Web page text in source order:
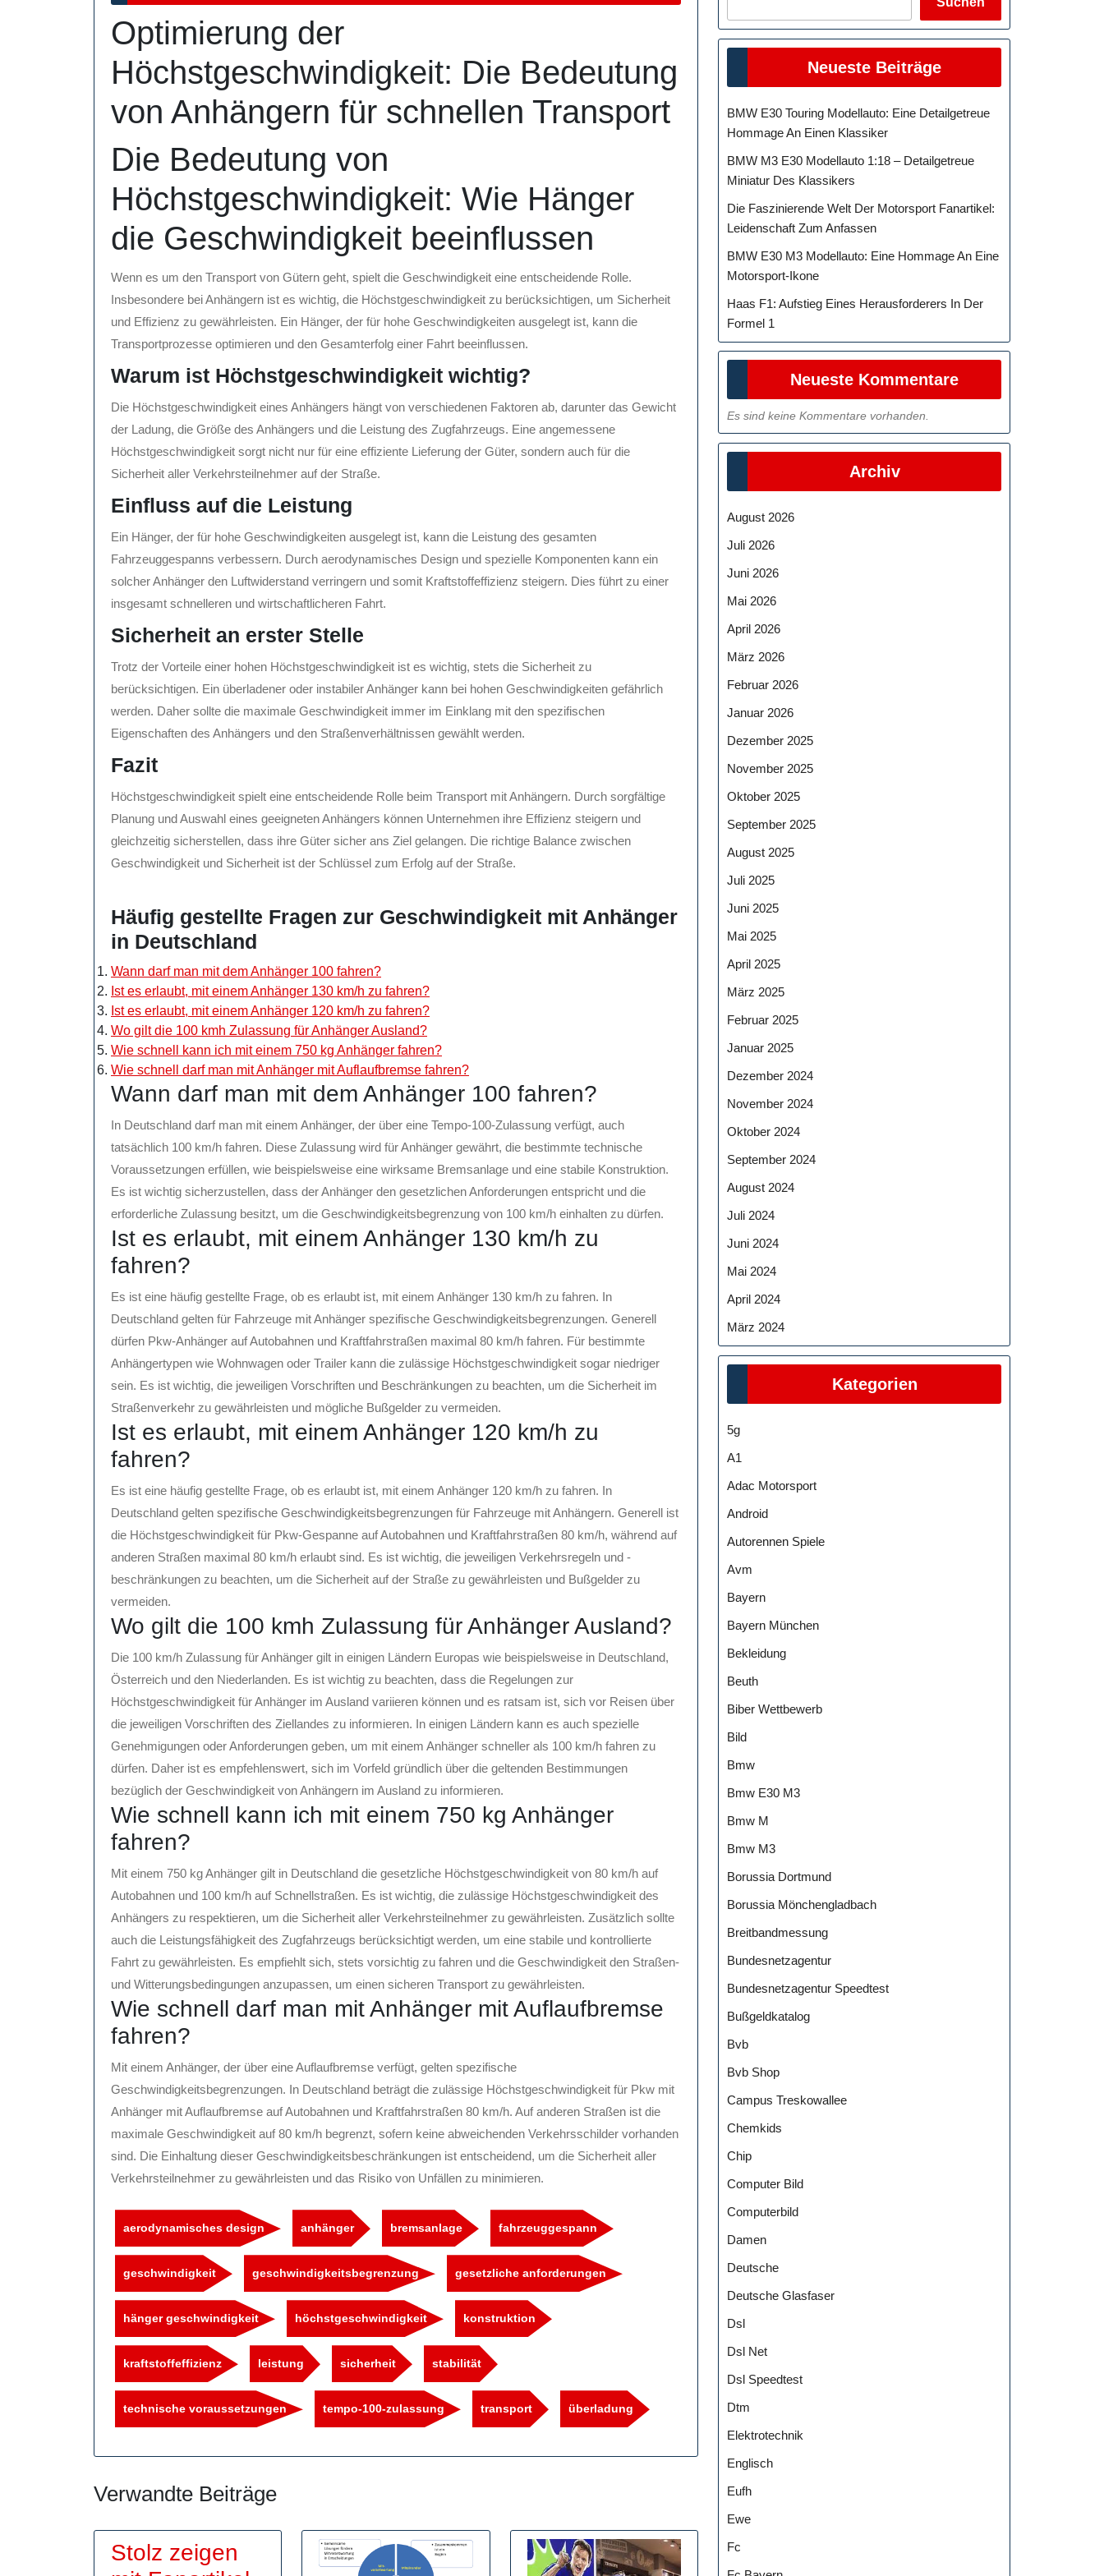
Mai
2025
Optimierung der
Höchstgeschwindigkeit: Die Bedeutung
von Anhängern für schnellen Transport
Die Bedeutung von
Höchstgeschwindigkeit: Wie Hänger
die Geschwindigkeit beeinflussen
Wenn es um den Transport von Gütern geht, spielt die Geschwindigkeit eine entscheidende Rolle.
Insbesondere bei Anhängern ist es wichtig, die Höchstgeschwindigkeit zu berücksichtigen, um Sicherheit
und Effizienz zu gewährleisten. Ein Hänger, der für hohe Geschwindigkeiten ausgelegt ist, kann die
Transportprozesse optimieren und den Gesamterfolg einer Fahrt beeinflussen.
Warum ist Höchstgeschwindigkeit wichtig?
Die Höchstgeschwindigkeit eines Anhängers hängt von verschiedenen Faktoren ab, darunter das Gewicht
der Ladung, die Größe des Anhängers und die Leistung des Zugfahrzeugs. Eine angemessene
Höchstgeschwindigkeit sorgt nicht nur für eine effiziente Lieferung der Güter, sondern auch für die
Sicherheit aller Verkehrsteilnehmer auf der Straße.
Einfluss auf die Leistung
Ein Hänger, der für hohe Geschwindigkeiten ausgelegt ist, kann die Leistung des gesamten
Fahrzeuggespanns verbessern. Durch aerodynamisches Design und spezielle Komponenten kann ein
solcher Anhänger den Luftwiderstand verringern und somit Kraftstoffeffizienz steigern. Dies führt zu einer
insgesamt schnelleren und wirtschaftlicheren Fahrt.
Sicherheit an erster Stelle
Trotz der Vorteile einer hohen Höchstgeschwindigkeit ist es wichtig, stets die Sicherheit zu
berücksichtigen. Ein überladener oder instabiler Anhänger kann bei hohen Geschwindigkeiten gefährlich
werden. Daher sollte die maximale Geschwindigkeit immer im Einklang mit den spezifischen
Eigenschaften des Anhängers und den Straßenverhältnissen gewählt werden.
Fazit
Höchstgeschwindigkeit spielt eine entscheidende Rolle beim Transport mit Anhängern. Durch sorgfältige
Planung und Auswahl eines geeigneten Anhängers können Unternehmen ihre Effizienz steigern und
gleichzeitig sicherstellen, dass ihre Güter sicher ans Ziel gelangen. Die richtige Balance zwischen
Geschwindigkeit und Sicherheit ist der Schlüssel zum Erfolg auf der Straße.
Häufig gestellte Fragen zur Geschwindigkeit mit Anhänger
in Deutschland
Wann darf man mit dem Anhänger 100 fahren?
Ist es erlaubt, mit einem Anhänger 130 km/h zu fahren?
Ist es erlaubt, mit einem Anhänger 120 km/h zu fahren?
Wo gilt die 100 kmh Zulassung für Anhänger Ausland?
Wie schnell kann ich mit einem 750 kg Anhänger fahren?
Wie schnell darf man mit Anhänger mit Auflaufbremse fahren?
Wann darf man mit dem Anhänger 100 fahren?
In Deutschland darf man mit einem Anhänger, der über eine Tempo-100-Zulassung verfügt, auch
tatsächlich 100 km/h fahren. Diese Zulassung wird für Anhänger gewährt, die bestimmte technische
Voraussetzungen erfüllen, wie beispielsweise eine wirksame Bremsanlage und eine stabile Konstruktion.
Es ist wichtig sicherzustellen, dass der Anhänger den gesetzlichen Anforderungen entspricht und die
erforderliche Zulassung besitzt, um die Geschwindigkeitsbegrenzung von 100 km/h einhalten zu dürfen.
Ist es erlaubt, mit einem Anhänger 130 km/h zu
fahren?
Es ist eine häufig gestellte Frage, ob es erlaubt ist, mit einem Anhänger 130 km/h zu fahren. In
Deutschland gelten für Fahrzeuge mit Anhänger spezifische Geschwindigkeitsbegrenzungen. Generell
dürfen Pkw-Anhänger auf Autobahnen und Kraftfahrstraßen maximal 80 km/h fahren. Für bestimmte
Anhängertypen wie Wohnwagen oder Trailer kann die zulässige Höchstgeschwindigkeit sogar niedriger
sein. Es ist wichtig, die jeweiligen Vorschriften und Beschränkungen zu beachten, um die Sicherheit im
Straßenverkehr zu gewährleisten und mögliche Bußgelder zu vermeiden.
Ist es erlaubt, mit einem Anhänger 120 km/h zu
fahren?
Es ist eine häufig gestellte Frage, ob es erlaubt ist, mit einem Anhänger 120 km/h zu fahren. In
Deutschland gelten spezifische Geschwindigkeitsbegrenzungen für Fahrzeuge mit Anhängern. Generell ist
die Höchstgeschwindigkeit für Pkw-Gespanne auf Autobahnen und Kraftfahrstraßen 80 km/h, während auf
anderen Straßen maximal 80 km/h erlaubt sind. Es ist wichtig, die jeweiligen Verkehrsregeln und -
beschränkungen zu beachten, um die Sicherheit auf der Straße zu gewährleisten und Bußgelder zu
vermeiden.
Wo gilt die 100 kmh Zulassung für Anhänger Ausland?
Die 100 km/h Zulassung für Anhänger gilt in einigen Ländern Europas wie beispielsweise in Deutschland,
Österreich und den Niederlanden. Es ist wichtig zu beachten, dass die Regelungen zur
Höchstgeschwindigkeit für Anhänger im Ausland variieren können und es ratsam ist, sich vor Reisen über
die jeweiligen Vorschriften des Ziellandes zu informieren. In einigen Ländern kann es auch spezielle
Genehmigungen oder Anforderungen geben, um mit einem Anhänger schneller als 100 km/h fahren zu
dürfen. Daher ist es empfehlenswert, sich im Vorfeld gründlich über die geltenden Bestimmungen
bezüglich der Geschwindigkeit von Anhängern im Ausland zu informieren.
Wie schnell kann ich mit einem 750 kg Anhänger
fahren?
Mit einem 750 kg Anhänger gilt in Deutschland die gesetzliche Höchstgeschwindigkeit von 80 km/h auf
Autobahnen und 100 km/h auf Schnellstraßen. Es ist wichtig, die zulässige Höchstgeschwindigkeit des
Anhängers zu respektieren, um die Sicherheit aller Verkehrsteilnehmer zu gewährleisten. Zusätzlich sollte
auch die Leistungsfähigkeit des Zugfahrzeugs berücksichtigt werden, um eine stabile und kontrollierte
Fahrt zu gewährleisten. Es empfiehlt sich, stets vorsichtig zu fahren und die Geschwindigkeit den Straßen-
und Witterungsbedingungen anzupassen, um einen sicheren Transport zu gewährleisten.
Wie schnell darf man mit Anhänger mit Auflaufbremse
fahren?
Mit einem Anhänger, der über eine Auflaufbremse verfügt, gelten spezifische
Geschwindigkeitsbegrenzungen. In Deutschland beträgt die zulässige Höchstgeschwindigkeit für Pkw mit
Anhänger mit Auflaufbremse auf Autobahnen und Kraftfahrstraßen 80 km/h. Auf anderen Straßen ist die
maximale Geschwindigkeit auf 80 km/h begrenzt, sofern keine abweichenden Verkehrsschilder vorhanden
sind. Die Einhaltung dieser Geschwindigkeitsbeschränkungen ist entscheidend, um die Sicherheit aller
Verkehrsteilnehmer zu gewährleisten und das Risiko von Unfällen zu minimieren.
aerodynamisches design anhänger bremsanlage fahrzeuggespann
geschwindigkeit geschwindigkeitsbegrenzung gesetzliche anforderungen
hänger geschwindigkeit höchstgeschwindigkeit konstruktion
kraftstoffeffizienz leistung sicherheit stabilität
technische voraussetzungen tempo-100-zulassung transport überladung
Verwandte Beiträge
Stolz zeigen
Neueste Beiträge
BMW E30 Touring Modellauto: Eine Detailgetreue
Hommage An Einen Klassiker
BMW M3 E30 Modellauto 1:18 – Detailgetreue
Miniatur Des Klassikers
Die Faszinierende Welt Der Motorsport Fanartikel:
Leidenschaft Zum Anfassen
BMW E30 M3 Modellauto: Eine Hommage An Eine
Motorsport-Ikone
Haas F1: Aufstieg Eines Herausforderers In Der
Formel 1
Neueste Kommentare
Es sind keine Kommentare vorhanden.
Archiv
August 2026
Juli 2026
Juni 2026
Mai 2026
April 2026
März 2026
Februar 2026
Januar 2026
Dezember 2025
November 2025
Oktober 2025
September 2025
August 2025
Juli 2025
Juni 2025
Mai 2025
April 2025
März 2025
Februar 2025
Januar 2025
Dezember 2024
November 2024
Oktober 2024
September 2024
August 2024
Juli 2024
Juni 2024
Mai 2024
April 2024
März 2024
Kategorien
5g
A1
Adac Motorsport
Android
Autorennen Spiele
Avm
Bayern
Bayern München
Bekleidung
Beuth
Biber Wettbewerb
Bild
Bmw
Bmw E30 M3
Bmw M
Bmw M3
Borussia Dortmund
Borussia Mönchengladbach
Breitbandmessung
Bundesnetzagentur
Bundesnetzagentur Speedtest
Bußgeldkatalog
Bvb
Bvb Shop
Campus Treskowallee
Chemkids
Chip
Computer Bild
Computerbild
Damen
Deutsche
Deutsche Glasfaser
Dsl
Dsl Net
Dsl Speedtest
Dtm
Elektrotechnik
Englisch
Eufh
Ewe
Fc